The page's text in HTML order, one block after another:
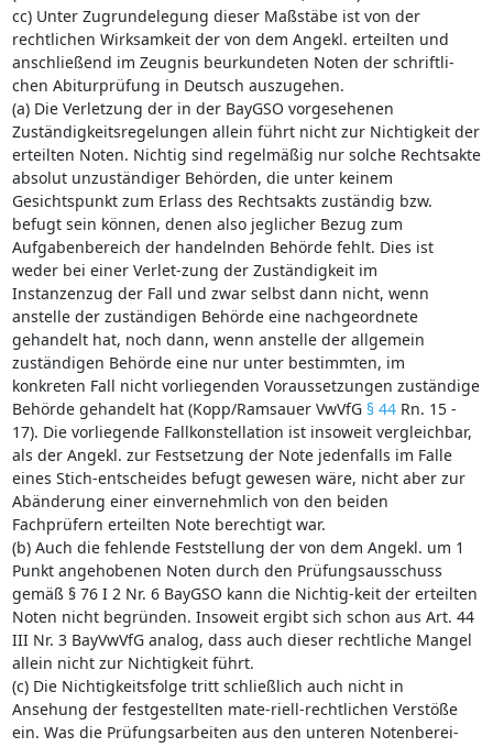
cc) Unter Zugrundelegung dieser Maßstäbe ist von der
rechtlichen Wirksamkeit der von dem Angekl. erteilten und
anschließend im Zeugnis beurkundeten Noten der schriftli-
chen Abiturprüfung in Deutsch auszugehen.
(a) Die Verletzung der in der BayGSO vorgesehenen
Zuständigkeitsregelungen allein führt nicht zur Nichtigkeit der
erteilten Noten. Nichtig sind regelmäßig nur solche Rechtsakte
absolut unzuständiger Behörden, die unter keinem
Gesichtspunkt zum Erlass des Rechtsakts zuständig bzw.
befugt sein können, denen also jeglicher Bezug zum
Aufgabenbereich der handelnden Behörde fehlt. Dies ist
weder bei einer Verlet-zung der Zuständigkeit im
Instanzenzug der Fall und zwar selbst dann nicht, wenn
anstelle der zuständigen Behörde eine nachgeordnete
gehandelt hat, noch dann, wenn anstelle der allgemein
zuständigen Behörde eine nur unter bestimmten, im
konkreten Fall nicht vorliegenden Voraussetzungen zuständige
Behörde gehandelt hat (Kopp/Ramsauer VwVfG § 44Rn. 15 -
17). Die vorliegende Fallkonstellation ist insoweit vergleichbar,
als der Angekl. zur Festsetzung der Note jedenfalls im Falle
eines Stich-entscheides befugt gewesen wäre, nicht aber zur
Abänderung einer einvernehmlich von den beiden
Fachprüfern erteilten Note berechtigt war.
(b) Auch die fehlende Feststellung der von dem Angekl. um 1
Punkt angehobenen Noten durch den Prüfungsausschuss
gemäß § 76 I 2 Nr. 6 BayGSO kann die Nichtig-keit der erteilten
Noten nicht begründen. Insoweit ergibt sich schon aus Art. 44
III Nr. 3 BayVwVfG analog, dass auch dieser rechtliche Mangel
allein nicht zur Nichtigkeit führt.
(c) Die Nichtigkeitsfolge tritt schließlich auch nicht in
Ansehung der festgestellten mate-riell-rechtlichen Verstöße
ein. Was die Prüfungsarbeiten aus den unteren Notenberei-